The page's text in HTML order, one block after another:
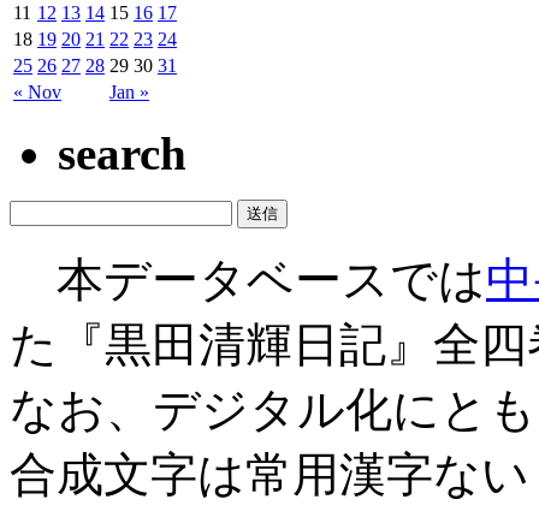
« Nov Jan »
11 12 13 14 15 16 17
18 19 20 21 22 23 24
25 26 27 28 29 30 31
search
本データベースでは
た『黒田清輝日記』全
なお、デジタル化にと
合成文字は常用漢字な